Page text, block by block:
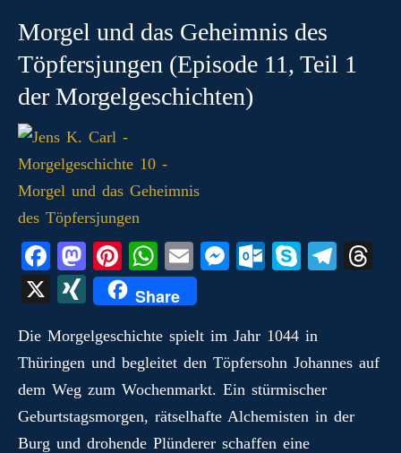
Morgel und das Geheimnis des
Töpfersjungen (Episode 11, Teil 1
der Morgelgeschichten)
Fa
ce
bo
ok
M
as
to
do
n
Pi
nt
er
es
t
W
ha
ts
A
pp
E
m
ail
M
ng
er
O
ok
.c
o
m
S
Te
m
X
X
N
G
Share
Die Morgelgeschichte spielt im Jahr 1044 in
Thüringen und begleitet den Töpfersohn Johannes auf
dem Weg zum Wochenmarkt. Ein stürmischer
Geburtstagsmorgen, rätselhafte Alchemisten in der
Burg und drohende Plünderer schaffen eine